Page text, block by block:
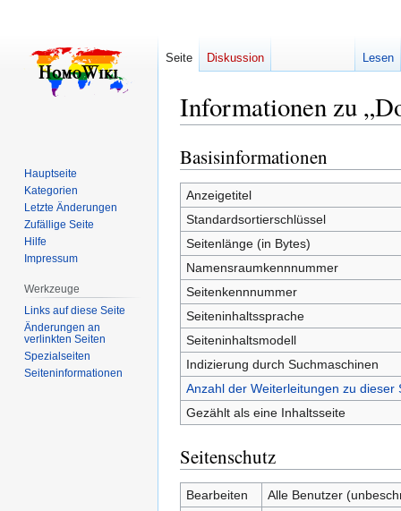
Informationen zu
Zur
Navigation
springen
Zur
Suche
springen
Basisinformationen
Anzeigetitel
Standardsortierschlüssel
Seitenlänge (in Bytes)
Namensraumkennnummer
Seitenkennnummer
Seiteninhaltssprache
Seiteninhaltsmodell
Indizierung durch Suchmaschinen
Anzahl der Weiterleitungen zu dieser
Gezählt als eine Inhaltsseite
Seitenschutz
Bearbeiten
Alle Benutzer
Seite Diskussion Lesen
Hauptseite
Kategorien
Letzte Änderungen
Zufällige Seite
Hilfe
Impressum
Werkzeuge
Links auf diese Seite
Änderungen an
verlinkten Seiten
Spezialseiten
Seiten­­informationen